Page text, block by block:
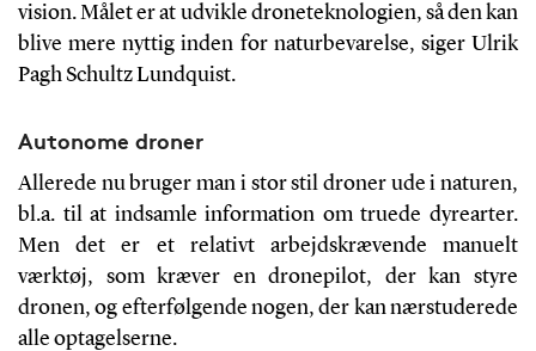
vision. Målet er at udvikle droneteknologien, så den kan
blive mere nyttig inden for naturbevarelse, siger Ulrik
Pagh Schultz Lundquist.
Autonome droner
A llerede nu bruger man i stor stil droner ude i naturen,
bl.a. til at indsamle information om truede dyrearter.
Men det er et relativt arbejdskrævende manuelt
værktøj, som kræver en dronepilot, der kan styre
dronen, og efterfølgende nogen, der kan nærstuderede
alle optagelserne.